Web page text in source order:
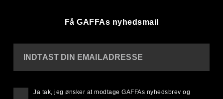
Få GAFFAs nyhedsmail
INDTAST DIN EMAILADRESSE
Ja tak, jeg ønsker at modtage GAFFAs nyhedsbrev og